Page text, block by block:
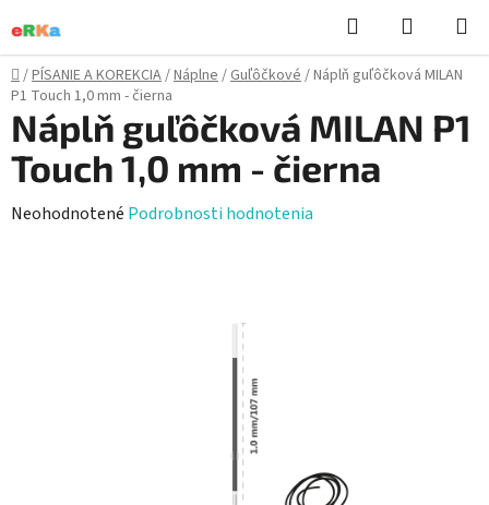
na
obsah
Hľadať
KOŠÍK
Domov
/PÍSANIE A KOREKCIA/Náplne/Guľôčkové/Náplň guľôčková MILAN
P1 Touch 1,0 mm - čierna
Náplň guľôčková MILAN P1
Touch 1,0 mm - čierna
Priemerné
Neohodnotené Podrobnosti hodnotenia